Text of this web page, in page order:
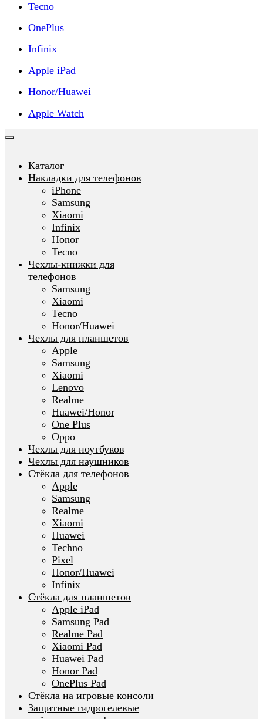
Tecno
OnePlus
Infinix
Apple iPad
Honor/Huawei
Apple Watch
Каталог
Накладки для телефонов
iPhone
Samsung
Xiaomi
Infinix
Honor
Tecno
Чехлы-книжки для
телефонов
Samsung
Xiaomi
Tecno
Honor/Huawei
Чехлы для планшетов
Apple
Samsung
Xiaomi
Lenovo
Realme
Huawei/Honor
One Plus
Oppo
Чехлы для ноутбуков
Чехлы для наушников
Стёкла для телефонов
Apple
Samsung
Realme
Xiaomi
Huawei
Techno
Pixel
Honor/Huawei
Infinix
Стёкла для планшетов
Apple iPad
Samsung Pad
Realme Pad
Xiaomi Pad
Huawei Pad
Honor Pad
OnePlus Pad
Стёкла на игровые консоли
Защитные гидрогелевые